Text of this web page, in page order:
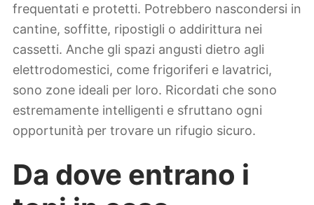
frequentati e protetti. Potrebbero nascondersi in
cantine, soffitte, ripostigli o addirittura nei
cassetti. Anche gli spazi angusti dietro agli
elettrodomestici, come frigoriferi e lavatrici,
sono zone ideali per loro. Ricordati che sono
estremamente intelligenti e sfruttano ogni
opportunità per trovare un rifugio sicuro.
Da dove entrano i